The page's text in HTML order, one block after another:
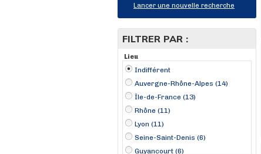
Lancer une nouvelle recherche
FILTRER PAR :
Lieu
Indifférent
Auvergne-Rhône-Alpes (14)
Île-de-France (13)
Rhône (11)
Lyon (11)
Seine-Saint-Denis (6)
Guyancourt (6)